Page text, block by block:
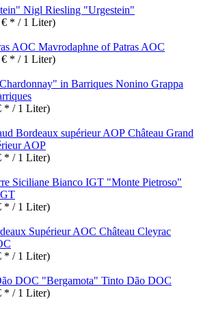
Nigl Riesling "Urgestein"
€ * / 1 Liter)
Mavrodaphne of Patras AOC
€ * / 1 Liter)
Nonino Grappa
* / 1 Liter)
Château Grand
AOP
* / 1 Liter)
"Monte Pietroso"
* / 1 Liter)
Château Cleyrac
* / 1 Liter)
"Bergamota" Tinto Dão DOC
* / 1 Liter)